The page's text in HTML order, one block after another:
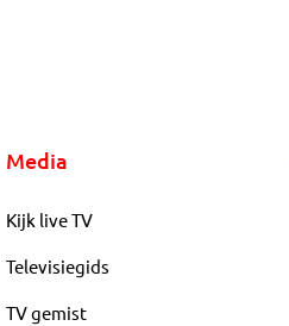
Media
Kijk live TV
Televisiegids
TV gemist